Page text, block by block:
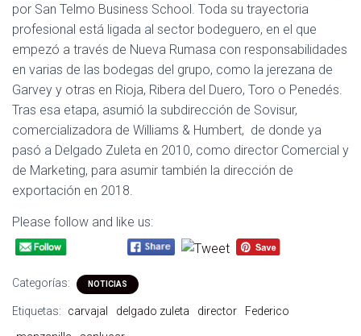
por San Telmo Business School. Toda su trayectoria
profesional está ligada al sector bodeguero, en el que
empezó a través de Nueva Rumasa con responsabilidades
en varias de las bodegas del grupo, como la jerezana de
Garvey y otras en Rioja, Ribera del Duero, Toro o Penedés.
Tras esa etapa, asumió la subdirección de Sovisur,
comercializadora de Williams & Humbert, de donde ya
pasó a Delgado Zuleta en 2010, como director Comercial y
de Marketing, para asumir también la dirección de
exportación en 2018.
Please follow and like us:
Categorías: NOTICIAS
Etiquetas: carvajal delgado zuleta director
Federico